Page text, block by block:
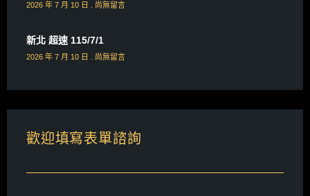
2026 年 7 月 10 日 尚無留言
新北 超速 115/7/1
2026 年 7 月 10 日 尚無留言
歡迎填寫表單諮詢